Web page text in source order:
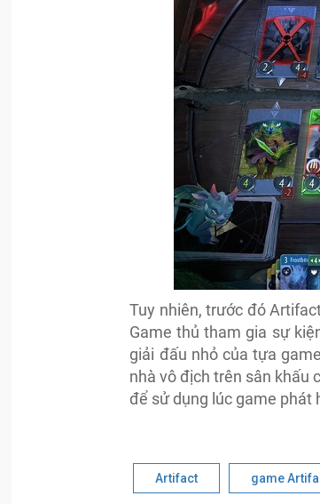
Tuy nhiên, trước đó
Game thủ tham gia sự
giải đấu nhỏ của tựa
nhà vô địch trên sân khấu
để sử dụng lúc game phát
Artifact game